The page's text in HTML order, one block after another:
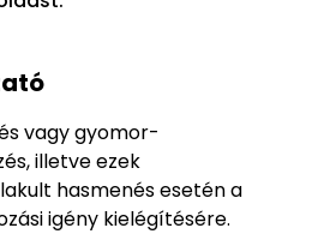
vagy gyomor-
illetve ezek
hasmenés esetén a
igény kielégítésére.